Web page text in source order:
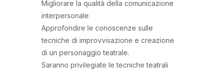
Migliorare la qualità della comunicazione
interpersonale.
Approfondire le conoscenze sulle
tecniche di improvvisazione e creazione
di un personaggio teatrale.
Saranno privilegiate le tecniche teatrali